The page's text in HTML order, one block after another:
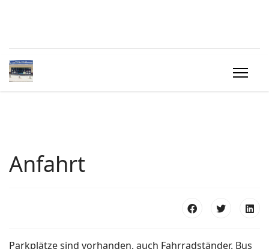
Anfahrt
Parkplätze sind vorhanden, auch Fahrradständer. Bus